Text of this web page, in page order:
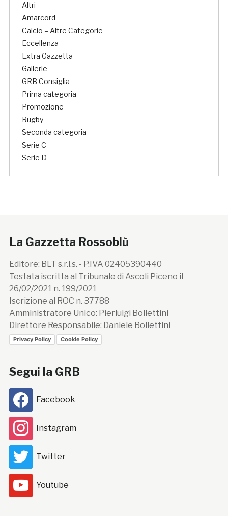
Altri
Amarcord
Calcio – Altre Categorie
Eccellenza
Extra Gazzetta
Gallerie
GRB Consiglia
Prima categoria
Promozione
Rugby
Seconda categoria
Serie C
Serie D
La Gazzetta Rossoblù
Editore: BLT s.r.l.s. - P.IVA 02405390440
Testata iscritta al Tribunale di Ascoli Piceno il
26/02/2021 n. 199/2021
Iscrizione al ROC n. 37788
Amministratore Unico: Pierluigi Bollettini
Direttore Responsabile: Daniele Bollettini
Privacy Policy Cookie Policy
Segui la GRB
Facebook
Instagram
Twitter
Youtube